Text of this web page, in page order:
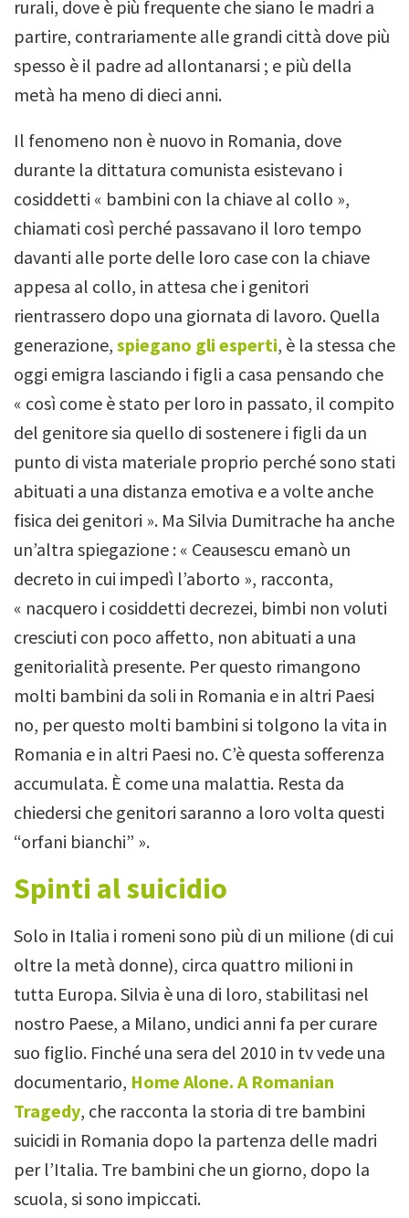
rurali, dove è più frequente che siano le madri a
partire, contrariamente alle grandi città dove più
spesso è il padre ad allontanarsi ; e più della
metà ha meno di dieci anni.
Il fenomeno non è nuovo in Romania, dove
durante la dittatura comunista esistevano i
cosiddetti « bambini con la chiave al collo »,
chiamati così perché passavano il loro tempo
davanti alle porte delle loro case con la chiave
appesa al collo, in attesa che i genitori
rientrassero dopo una giornata di lavoro. Quella
generazione, spiegano gli esperti, è la stessa che
oggi emigra lasciando i figli a casa pensando che
« così come è stato per loro in passato, il compito
del genitore sia quello di sostenere i figli da un
punto di vista materiale proprio perché sono stati
abituati a una distanza emotiva e a volte anche
fisica dei genitori ». Ma Silvia Dumitrache ha anche
un’altra spiegazione : « Ceausescu emanò un
decreto in cui impedì l’aborto », racconta,
« nacquero i cosiddetti decrezei, bimbi non voluti
cresciuti con poco affetto, non abituati a una
genitorialità presente. Per questo rimangono
molti bambini da soli in Romania e in altri Paesi
no, per questo molti bambini si tolgono la vita in
Romania e in altri Paesi no. C’è questa sofferenza
accumulata. È come una malattia. Resta da
chiedersi che genitori saranno a loro volta questi
“orfani bianchi” ».
Spinti al suicidio
Solo in Italia i romeni sono più di un milione (di cui
oltre la metà donne), circa quattro milioni in
tutta Europa.Silvia è una di loro, stabilitasi nel
nostro Paese, a Milano, undici anni fa per curare
suo figlio. Finché una sera del 2010 in tv vede una
documentario, Home Alone. A Romanian
Tragedy, che racconta la storia di tre bambini
suicidi in Romania dopo la partenza delle madri
per l’Italia. Tre bambini che un giorno, dopo la
scuola, si sono impiccati.